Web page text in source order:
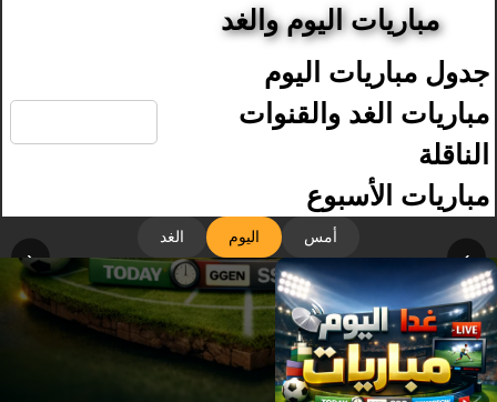
مباريات اليوم والغد
جدول مباريات اليوم
مباريات الغد والقنوات
الناقلة
مباريات الأسبوع
أمس اليوم الغد
‹ ›